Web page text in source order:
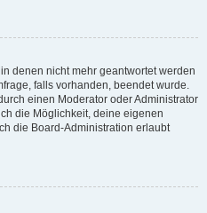
denen nicht mehr geantwortet werden
falls vorhanden, beendet wurde.
einen Moderator oder Administrator
die Möglichkeit, deine eigenen
die Board-Administration erlaubt